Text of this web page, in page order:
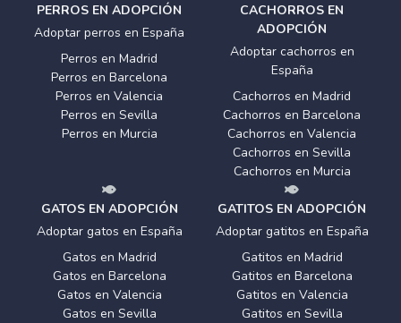
PERROS EN ADOPCIÓN
Adoptar perros en España
Perros en Madrid
Perros en Barcelona
Perros en Valencia
Perros en Sevilla
Perros en Murcia
CACHORROS EN
ADOPCIÓN
Adoptar cachorros en
España
Cachorros en Madrid
Cachorros en Barcelona
Cachorros en Valencia
Cachorros en Sevilla
Cachorros en Murcia
GATOS EN ADOPCIÓN
Adoptar gatos en España
Gatos en Madrid
Gatos en Barcelona
Gatos en Valencia
Gatos en Sevilla
GATITOS EN ADOPCIÓN
Adoptar gatitos en España
Gatitos en Madrid
Gatitos en Barcelona
Gatitos en Valencia
Gatitos en Sevilla